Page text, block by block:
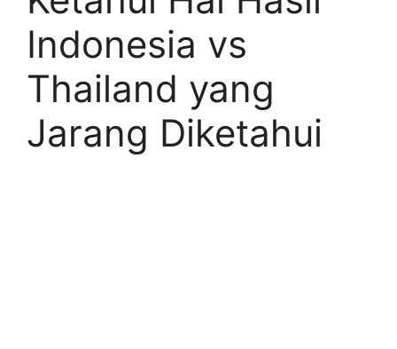
Indonesia vs
Thailand yang
Jarang Diketahui